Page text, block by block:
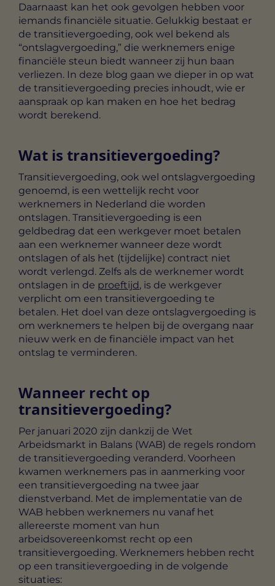
Daarnaast kan het ook gevolgen hebben voor
iemands financiële situatie. Gelukkig bestaat er
de transitievergoeding, ook wel bekend als
“ontslagvergoeding,” die werknemers enige
financiële steun biedt wanneer zij hun baan
verliezen. In deze blog gaan we dieper in op wat
de transitievergoeding precies inhoudt, wie er
aanspraak op kan maken en hoe het bedrag
wordt berekend.
Wat is transitievergoeding?
Transitievergoeding, ook wel ontslagvergoeding
genoemd, is een wettelijk recht voor
werknemers in Nederland die worden
ontslagen. Transitievergoeding is een
geldbedrag dat een werkgever moet betalen
aan een werknemer wanneer deze wordt
ontslagen of als het (tijdelijke) contract niet
wordt verlengd. Zelfs als de werknemer wordt
ontslagen in de proeftijd, is de werkgever
verplicht om een transitievergoeding te
betalen. Het doel van deze ontslagvergoeding is
om werknemers te helpen bij de overgang naar
nieuw werk en de financiële impact van het
ontslag te verminderen.
Wanneer recht op
transitievergoeding?
Per januari 2020 zijn dankzij de Wet
Arbeidsmarkt in Balans (WAB) de regels rondom
de transitievergoeding veranderd. Voorheen
kwamen werknemers pas in aanmerking voor
een transitievergoeding na twee jaar
dienstverband. Met de implementatie van de
WAB hebben werknemers nu vanaf het
allereerste moment van hun
arbeidsovereenkomst recht op een
transitievergoeding. Werknemers hebben recht
op een transitievergoeding in de volgende
situaties: